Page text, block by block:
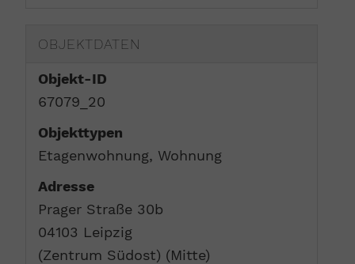
OBJEKTDATEN
Objekt-ID
67079_20
Objekttypen
Etagenwohnung, Wohnung
Adresse
Prager Straße 30b
04103 Leipzig
(Zentrum Südost) (Mitte)